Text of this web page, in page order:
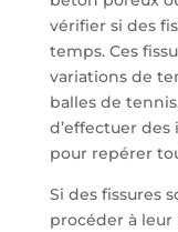
vérifier si des
temps. Ces
variations de
balles de
d’effectuer
pour repérer
Si des fissures
procéder à leur